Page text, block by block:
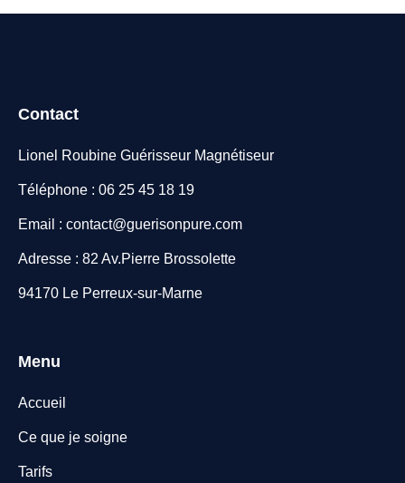
Contact
Lionel Roubine Guérisseur Magnétiseur
Téléphone : 06 25 45 18 19
Email : contact@guerisonpure.com
Adresse : 82 Av.Pierre Brossolette
94170 Le Perreux-sur-Marne
Menu
Accueil
Ce que je soigne
Tarifs